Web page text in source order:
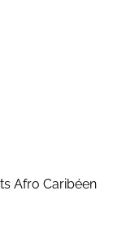
Afro Caribéen